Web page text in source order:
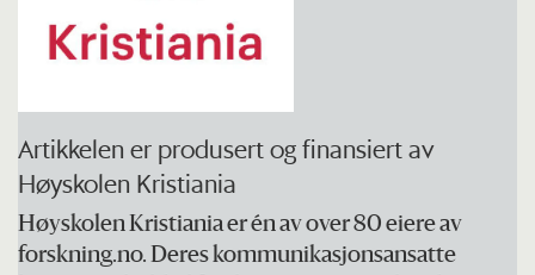
Artikkelen er produsert og finansiert av
Høyskolen Kristiania
Høyskolen Kristiania er én av over 80 eiere av
forskning.no. Deres kommunikasjonsansatte